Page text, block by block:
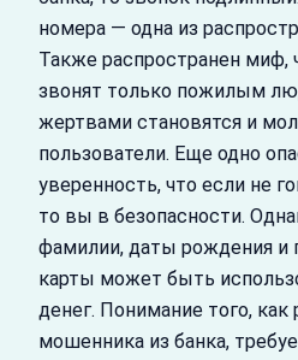
номера — одна из
Также распространен миф,
звонят только пожилым
жертвами становятся и
пользователи. Еще одно
уверенность, что если не
то вы в безопасности.
фамилии, даты рождения и
карты может быть
денег. Понимание того, как
мошенника из банка,